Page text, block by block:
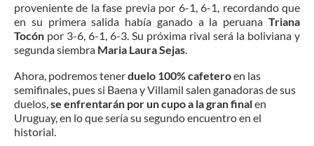
proveniente de la fase previa por 6-1, 6-1, recordando que
en su primera salida había ganado a la peruana Triana
Tocón por 3-6, 6-1, 6-3. Su próxima rival será la boliviana y
segunda siembra Maria Laura Sejas
Ahora, podremos tenerduelo 100% cafeteroen las
semifinales, pues si Baena y Villamil salen ganadoras de sus
duelos, se enfrentarán por un cupo a la gran finalen
Uruguay, en lo que sería su segundo encuentro en el
historial.